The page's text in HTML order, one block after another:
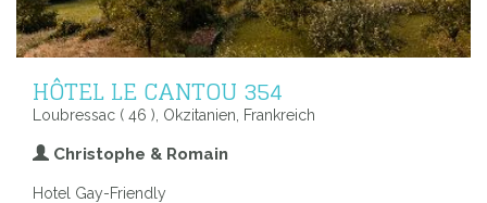
HÔTEL LE CANTOU 354
Loubressac ( 46 ), Okzitanien, Frankreich
Christophe & Romain
Hotel Gay-Friendly